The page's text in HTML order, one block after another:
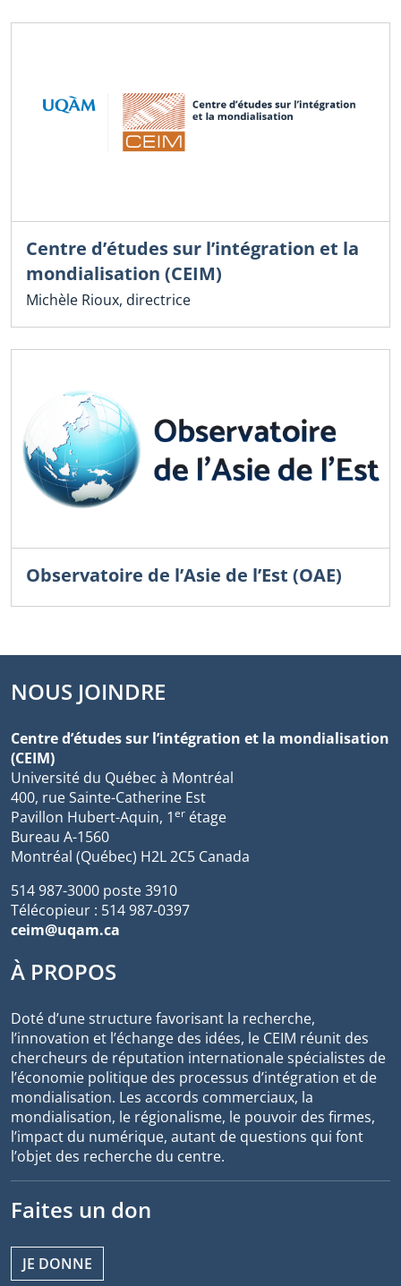
Centre d’études sur l’intégration et la
mondialisation (CEIM)
Michèle Rioux, directrice
Observatoire de l’Asie de l’Est (OAE)
NOUS JOINDRE
Centre d’études sur l’intégration et la mondialisation
(CEIM)
Université du Québec à Montréal
400, rue Sainte-Catherine Est
Pavillon Hubert-Aquin, 1er étage
Bureau A-1560
Montréal (Québec) H2L 2C5 Canada
514 987-3000 poste 3910
Télécopieur : 514 987-0397
ceim@uqam.ca
À PROPOS
Doté d’une structure favorisant la recherche,
l’innovation et l’échange des idées, le CEIM réunit des
chercheurs de réputation internationale spécialistes de
l’économie politique des processus d’intégration et de
mondialisation. Les accords commerciaux, la
mondialisation, le régionalisme, le pouvoir des firmes,
l’impact du numérique, autant de questions qui font
l’objet des recherche du centre.
Faites un don
JE DONNE